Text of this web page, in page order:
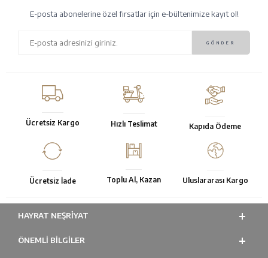
E-posta abonelerine özel fırsatlar için e-bültenimize kayıt ol!
Ücretsiz Kargo Hızlı Teslimat Kapıda Ödeme
Ücretsiz İade Toplu Al, Kazan Uluslararası Kargo
HAYRAT NEŞRIYAT
ÖNEMLI BILGILER